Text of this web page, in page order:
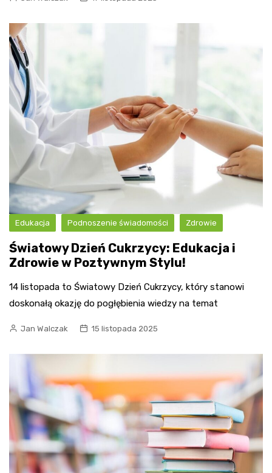
Edukacja Podnoszenie świadomości Zdrowie
Światowy Dzień Cukrzycy: Edukacja i
Zdrowie w Poztywnym Stylu!
14 listopada to Światowy Dzień Cukrzycy, który stanowi
doskonałą okazję do pogłębienia wiedzy na temat
Jan Walczak 15 listopada 2025